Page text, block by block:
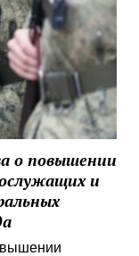
о повышении
и